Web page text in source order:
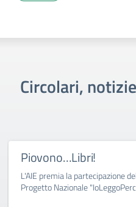
Circolari,
Piovono…Libri!
L'AIE premia la partecipazione
Progetto Nazionale